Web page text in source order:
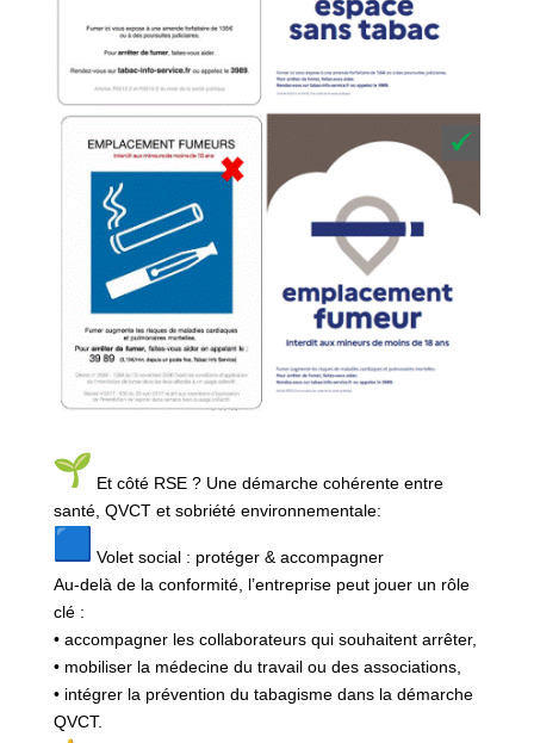
Et côté RSE ? Une démarche cohérente entre
santé, QVCT et sobriété environnementale:
Volet social : protéger & accompagner
Au-delà de la conformité, l’entreprise peut jouer un rôle
clé :
• accompagner les collaborateurs qui souhaitent arrêter,
• mobiliser la médecine du travail ou des associations,
• intégrer la prévention du tabagisme dans la démarche
QVCT.